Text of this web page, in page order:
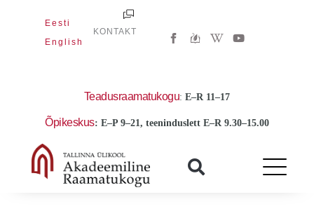
Eesti
English
KONTAKT
W
i
d
-
Y
o
Teadusraamatukogu:E–R 11–17
Õpikeskus: E–P 9–21, teeninduslett E–R 9.30–15.00